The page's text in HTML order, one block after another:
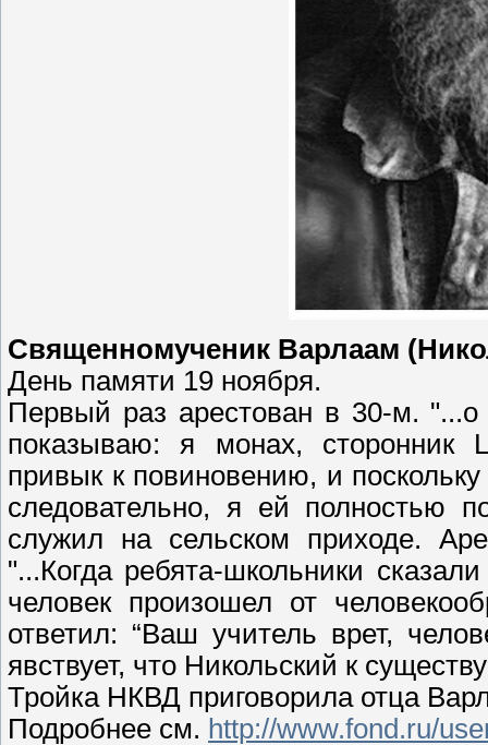
Священномученик Варлаам
День памяти 19 ноября.
Первый раз арестован в 30-м.
показываю: я монах, сторонник
привык к повиновению, и
следовательно, я ей полностью
служил на сельском приходе.
"...Когда ребята-школьники
человек произошел от
ответил: “Ваш учитель врет,
явствует, что Никольский к
Тройка НКВД приговорила отца
Подробнее см. http://www.fond.ru/